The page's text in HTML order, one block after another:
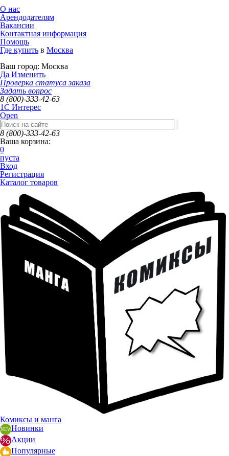
О нас
Арендодателям
Вакансии
Контактная информация
Помощь
Где купить в Москва
Ваш город: Москва
Да Изменить
Проверка статуса заказа
Задать вопрос
8 (800)-333-42-63
1C Интерес
Open
8 (800)-333-42-63
Ваша корзина:
0
пуста
Вход
Регистрация
Каталог товаров
Комиксы и манга
Новинки
Акции
Популярные